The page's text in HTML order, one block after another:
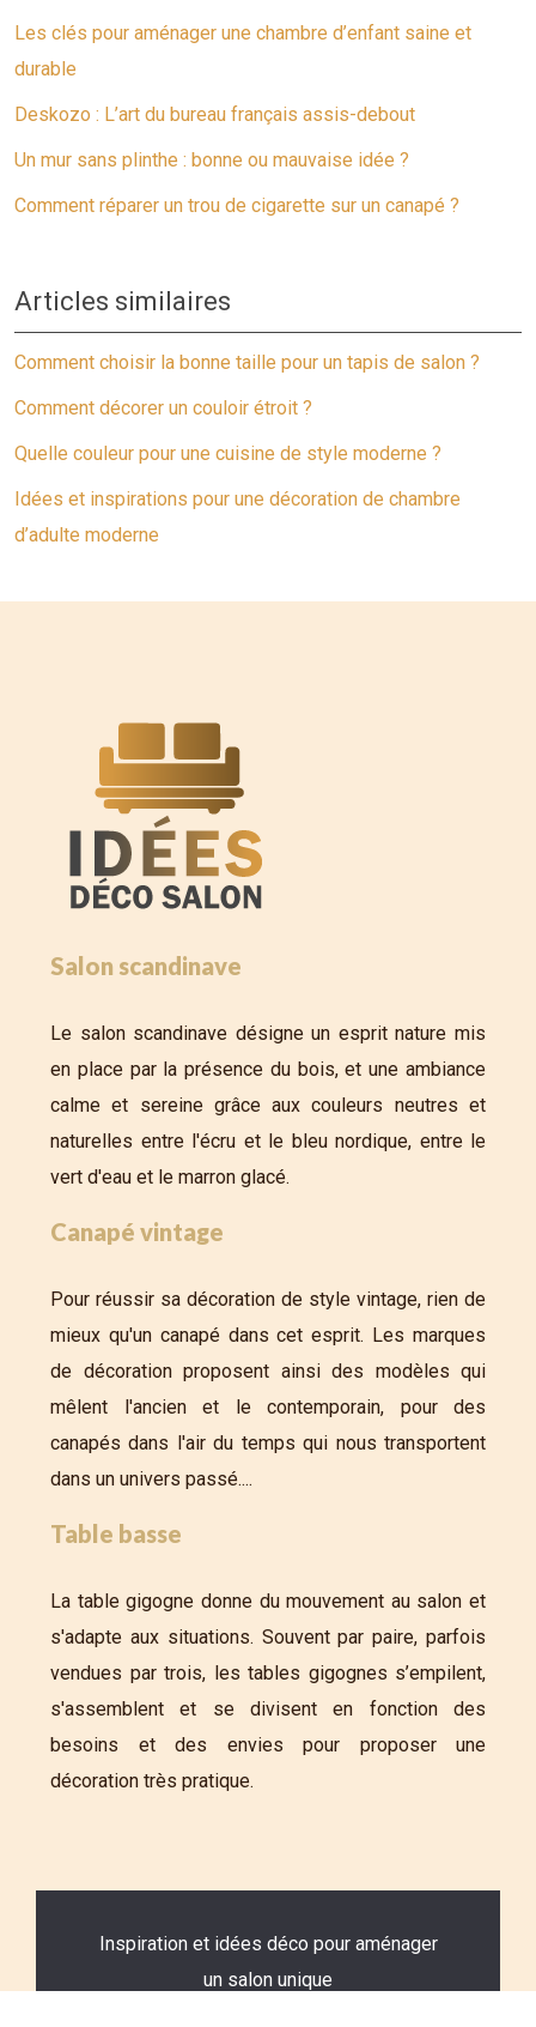
Les clés pour aménager une chambre d’enfant saine et
durable
Deskozo : L’art du bureau français assis-debout
Un mur sans plinthe : bonne ou mauvaise idée ?
Comment réparer un trou de cigarette sur un canapé ?
Articles similaires
Comment choisir la bonne taille pour un tapis de salon ?
Comment décorer un couloir étroit ?
Quelle couleur pour une cuisine de style moderne ?
Idées et inspirations pour une décoration de chambre
d’adulte moderne
Salon scandinave
Le salon scandinave désigne un esprit nature mis
en place par la présence du bois, et une ambiance
calme et sereine grâce aux couleurs neutres et
naturelles entre l'écru et le bleu nordique, entre le
vert d'eau et le marron glacé.
Canapé vintage
Pour réussir sa décoration de style vintage, rien de
mieux qu'un canapé dans cet esprit. Les marques
de décoration proposent ainsi des modèles qui
mêlent l'ancien et le contemporain, pour des
canapés dans l'air du temps qui nous transportent
dans un univers passé....
Table basse
La table gigogne donne du mouvement au salon et
s'adapte aux situations. Souvent par paire, parfois
vendues par trois, les tables gigognes s’empilent,
s'assemblent et se divisent en fonction des
besoins et des envies pour proposer une
décoration très pratique.
Inspiration et idées déco pour aménager
un salon unique